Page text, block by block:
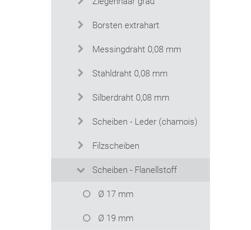
Borsten extrahart
Messingdraht 0,08 mm
Stahldraht 0,08 mm
Silberdraht 0,08 mm
Scheiben - Leder (chamois)
Filzscheiben
Scheiben - Flanellstoff
Ø 17 mm
Ø 19 mm